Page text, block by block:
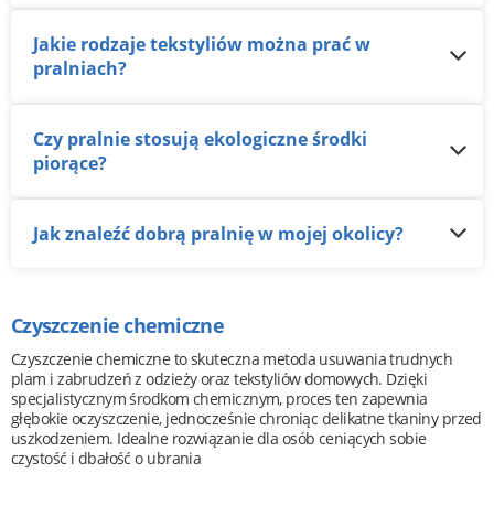
Jakie rodzaje tekstyliów można prać w
pralniach?
Czy pralnie stosują ekologiczne środki
piorące?
Jak znaleźć dobrą pralnię w mojej okolicy?
Czyszczenie chemiczne
Czyszczenie chemiczne to skuteczna metoda usuwania trudnych
plam i zabrudzeń z odzieży oraz tekstyliów domowych. Dzięki
specjalistycznym środkom chemicznym, proces ten zapewnia
głębokie oczyszczenie, jednocześnie chroniąc delikatne tkaniny przed
uszkodzeniem. Idealne rozwiązanie dla osób ceniących sobie
czystość i dbałość o ubrania